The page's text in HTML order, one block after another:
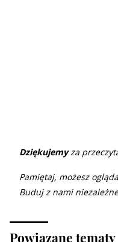
Dziękujemyza
Pamiętaj, możesz
Buduj z nami
Powiązane tematy